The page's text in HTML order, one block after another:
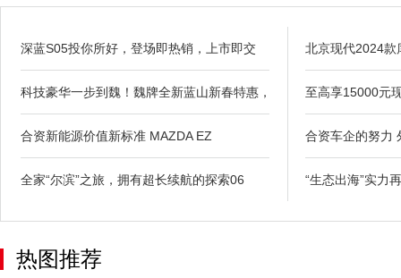
深蓝S05投你所好，登场即热销，上市即交
科技豪华一步到魏！魏牌全新蓝山新春特惠，
合资新能源价值新标准 MAZDA EZ
全家“尔滨”之旅，拥有超长续航的探索06
北京现代2024款
至高享15000元
合资车企的努力
“生态出海”实力
热图推荐